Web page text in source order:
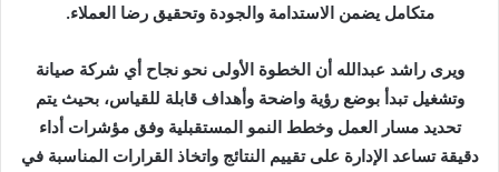
متكامل يضمن الاستدامة والجودة وتحقيق رضا العملاء.
ويرى راشد عبدالله أن الخطوة الأولى نحو نجاح أي شركة صيانة
وتشغيل تبدأ بوضع رؤية واضحة وأهداف قابلة للقياس، بحيث يتم
تحديد مسار العمل وخطط النمو المستقبلية وفق مؤشرات أداء
دقيقة تساعد الإدارة على تقييم النتائج واتخاذ القرارات المناسبة في